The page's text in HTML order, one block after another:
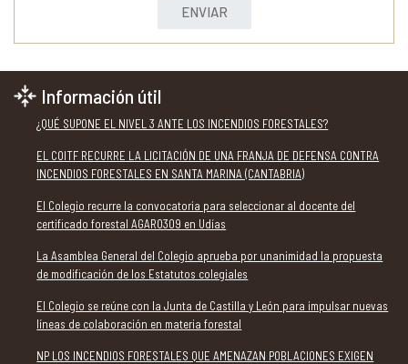
ENVIAR
Información útil
¿QUÉ SUPONE EL NIVEL 3 ANTE LOS INCENDIOS FORESTALES?
EL COITF RECURRE LA LICITACIÓN DE UNA FRANJA DE DEFENSA CONTRA
INCENDIOS FORESTALES EN SANTA MARINA (CANTABRIA)
El Colegio recurre la convocatoria para seleccionar al docente del
certificado forestal AGAR0309 en Udías
La Asamblea General del Colegio aprueba por unanimidad la propuesta
de modificación de los Estatutos colegiales
El Colegio se reúne con la Junta de Castilla y León para impulsar nuevas
líneas de colaboración en materia forestal
NP LOS INCENDIOS FORESTALES QUE AMENAZAN POBLACIONES EXIGEN